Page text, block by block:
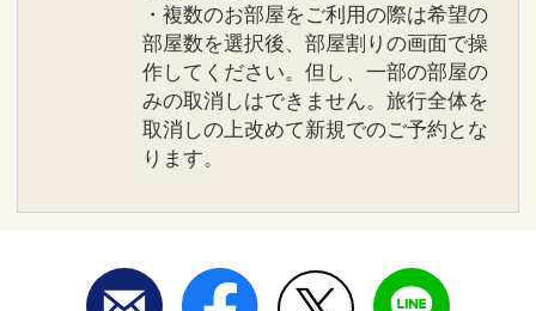
・複数のお部屋をご利用の際は希望の
部屋数を選択後、部屋割りの画面で操
作してください。但し、一部の部屋の
みの取消しはできません。旅行全体を
取消しの上改めて新規でのご予約とな
ります。